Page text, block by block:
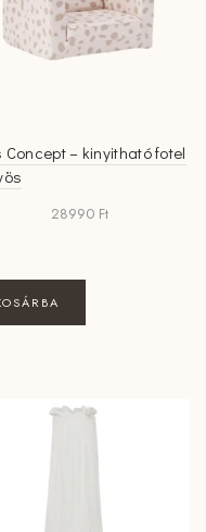
Concept – kinyitható fotel
28990 Ft